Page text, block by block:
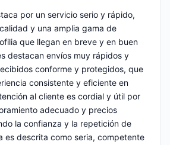
por un servicio serio y rápido,
y una amplia gama de
que llegan en breve y en buen
destacan envíos muy rápidos y
conforme y protegidos, que
consistente y eficiente en
al cliente es cordial y útil por
adecuado y precios
la confianza y la repetición de
es descrita como seria, competente